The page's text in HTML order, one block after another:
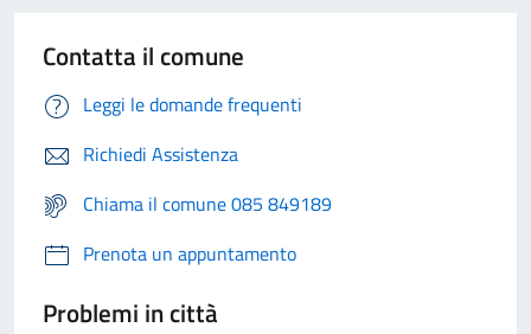
Contatta il comune
Leggi le domande frequenti
Richiedi Assistenza
Chiama il comune 085 849189
Prenota un appuntamento
Problemi in città